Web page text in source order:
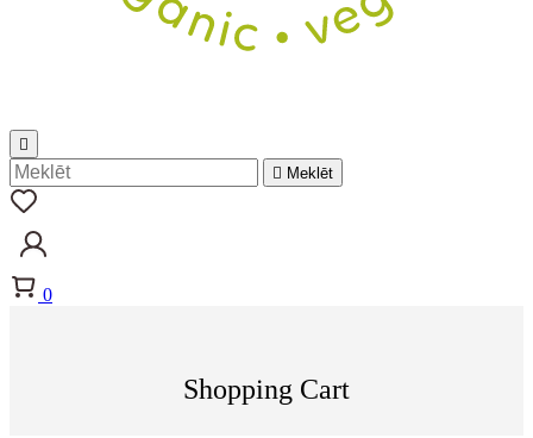

 Meklēt
0
Shopping Cart